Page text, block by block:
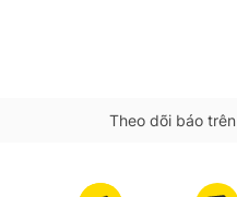
Theo dõi báo trên